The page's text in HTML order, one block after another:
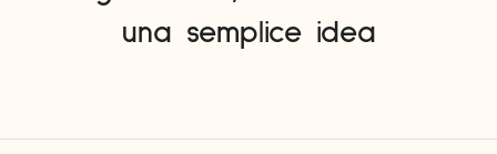
una semplice idea